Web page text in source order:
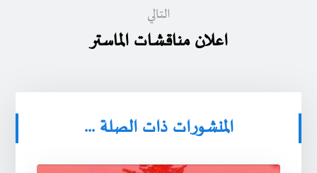
التالي
اعلان مناقشات الماستر
المنشورات ذات الصلة ...